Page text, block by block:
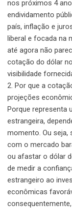
nos próximos 4
endividamento
país, inflação e
liberal e focada na
até agora não
cotação do dólar
visibilidade
2. Por que a
projeções
Porque representa
estrangeira,
momento. Ou seja,
com o mercado
ou afastar o dólar
de medir a
estrangeiro ao
econômicas